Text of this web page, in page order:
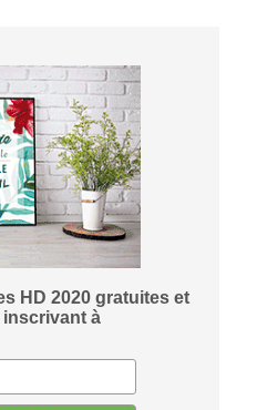
HD 2020 gratuites et
à